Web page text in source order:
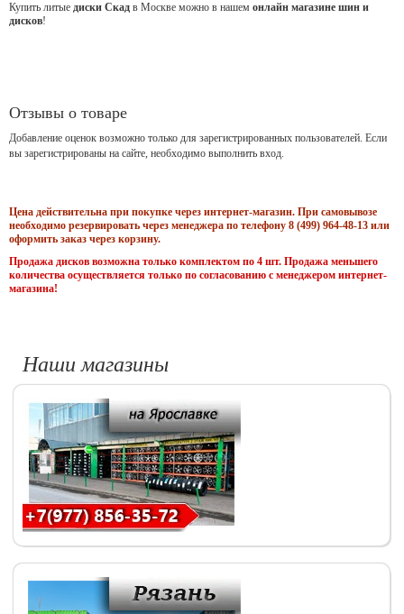
Купить литые диски Скад в Москве можно в нашем онлайн магазине шин и
дисков!
Отзывы о товаре
Добавление оценок возможно только для зарегистрированных пользователей. Если
вы зарегистрированы на сайте, необходимо выполнить вход.
Цена действительна при покупке через интернет-магазин. При самовывозе
необходимо резервировать через менеджера по телефону 8 (499) 964-48-13 или
оформить заказ через корзину.
Продажа дисков возможна только комплектом по 4 шт. Продажа меньшего
количества осуществляется только по согласованию с менеджером интернет-
магазина!
Наши магазины